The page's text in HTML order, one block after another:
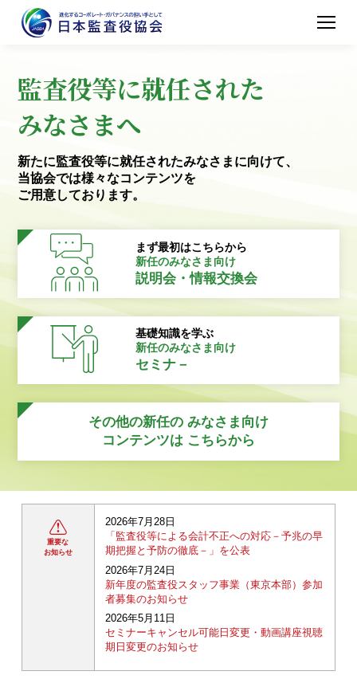
監査役等に就任された
みなさまへ
新たに監査役等に就任されたみなさまに向けて、
当協会では様々なコンテンツを
ご用意しております。
まず最初はこちらから
新任のみなさま向け
説明会・情報交換会
基礎知識を学ぶ
新任のみなさま向け
セミナ－
その他の新任の みなさま向け
コンテンツは こちらから
重要な
お知らせ
2026年7月28日
「監査役等による会計不正への対応－予兆の早
期把握と予防の徹底－」を公表
2026年7月24日
新年度の監査役スタッフ事業（東京本部）参加
者募集のお知らせ
2026年5月11日
セミナーキャンセル可能日変更・動画講座視聴
期日変更のお知らせ